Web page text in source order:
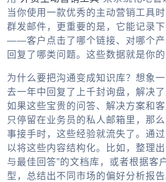
当你使用一款优秀的主动营销工具
群发邮件，更重要的是，它能记录
——客户点击了哪个链接、对哪个产
回复了哪类问题。这些数据就是你的
为什么要把沟通变成知识库？想象
去一年中回复了上千封询盘，解决了
如果这些宝贵的问答、解决方案和
只停留在业务员的私人邮箱里，那
事接手时，这些经验就流失了。通过
以将这些内容结构化。比如，整理出
与最佳回答”的文档库，或者根据客
型，总结出不同市场的偏好分析报